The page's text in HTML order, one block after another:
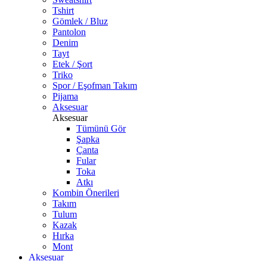
Tshirt
Gömlek / Bluz
Pantolon
Denim
Tayt
Etek / Şort
Triko
Spor / Eşofman Takım
Pijama
Aksesuar
Aksesuar
Tümünü Gör
Şapka
Çanta
Fular
Toka
Atkı
Kombin Önerileri
Takım
Tulum
Kazak
Hırka
Mont
Aksesuar